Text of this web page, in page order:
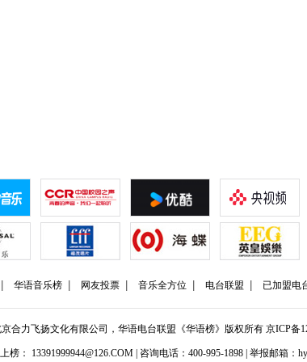
华语音乐榜 网友投票 音乐全方位 电台联盟 已加盟电
合力飞扬文化有限公司，华语电台联盟《华语榜》版权所有 京ICP备
榜： 13391999944@126.COM | 咨询电话：400-995-1898 | 举报邮箱：